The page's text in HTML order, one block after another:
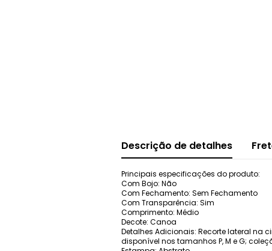
Descrição de detalhes
Principais especificações do produto:
Com Bojo: Não
Com Fechamento: Sem Fechamento
Com Transparência: Sim
Comprimento: Médio
Decote: Canoa
Detalhes Adicionais: Recorte lateral na
disponível nos tamanhos P, M e G;